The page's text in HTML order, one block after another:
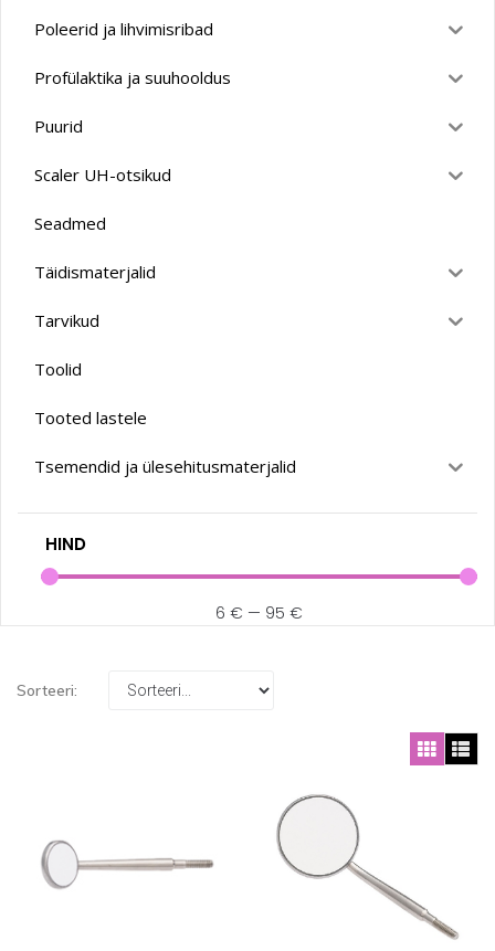
Poleerid ja lihvimisribad
Profülaktika ja suuhooldus
Puurid
Scaler UH-otsikud
Seadmed
Täidismaterjalid
Tarvikud
Toolid
Tooted lastele
Tsemendid ja ülesehitusmaterjalid
HIND
6 € — 95 €
Sorteeri: